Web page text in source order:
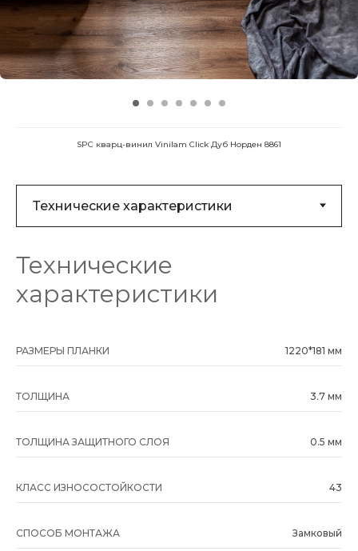
SPC кварц-винил Vinilam Click Дуб Норден 8861
Технические
характеристики
РАЗМЕРЫ ПЛАНКИ 1220*181 мм
ТОЛЩИНА 3.7 мм
ТОЛЩИНА ЗАЩИТНОГО СЛОЯ 0.5 мм
КЛАСС ИЗНОСОСТОЙКОСТИ 43
СПОСОБ МОНТАЖА Замковый